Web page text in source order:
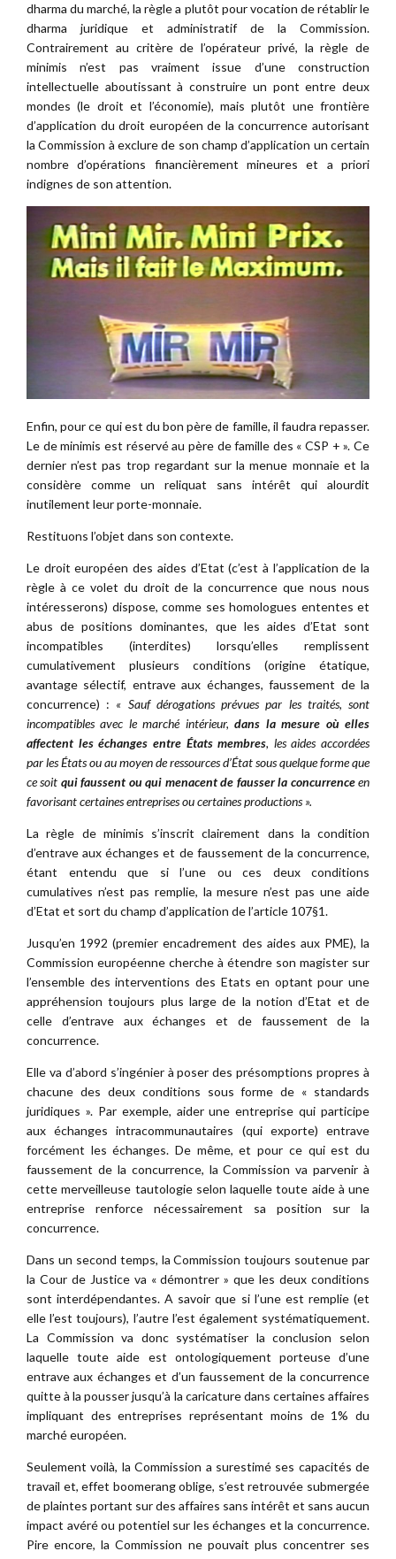
dharma du marché, la règle a plutôt pour vocation de rétablir le
dharma juridique et administratif de la Commission.
Contrairement au critère de l’opérateur privé, la règle de
minimis n’est pas vraiment issue d’une construction
intellectuelle aboutissant à construire un pont entre deux
mondes (le droit et l’économie), mais plutôt une frontière
d’application du droit européen de la concurrence autorisant
la Commission à exclure de son champ d’application un certain
nombre d’opérations financièrement mineures et a priori
indignes de son attention.
Enfin, pour ce qui est du bon père de famille, il faudra repasser.
Le de minimis est réservé au père de famille des « CSP + ». Ce
dernier n’est pas trop regardant sur la menue monnaie et la
considère comme un reliquat sans intérêt qui alourdit
inutilement leur porte-monnaie.
Restituons l’objet dans son contexte.
Le droit européen des aides d’Etat (c’est à l’application de la
règle à ce volet du droit de la concurrence que nous nous
intéresserons) dispose, comme ses homologues ententes et
abus de positions dominantes, que les aides d’Etat sont
incompatibles (interdites) lorsqu’elles remplissent
cumulativement plusieurs conditions (origine étatique,
avantage sélectif, entrave aux échanges, faussement de la
concurrence) : « Sauf dérogations prévues par les traités, sont
incompatibles avec le marché intérieur,dans la mesure où elles
affectent les échanges entre États membres, les aides accordées
par les États ou au moyen de ressources d’État sous quelque forme que
ce soit qui faussent ou qui menacent de fausser la concurrenceen
favorisant certaines entreprises ou certaines productions ».
La règle de minimis s’inscrit clairement dans la condition
d’entrave aux échanges et de faussement de la concurrence,
étant entendu que si l’une ou ces deux conditions
cumulatives n’est pas remplie, la mesure n’est pas une aide
d’Etat et sort du champ d’application de l’article 107§1.
Jusqu’en 1992 (premier encadrement des aides aux PME), la
Commission européenne cherche à étendre son magister sur
l’ensemble des interventions des Etats en optant pour une
appréhension toujours plus large de la notion d’Etat et de
celle d’entrave aux échanges et de faussement de la
concurrence.
Elle va d’abord s’ingénier à poser des présomptions propres à
chacune des deux conditions sous forme de « standards
juridiques ». Par exemple, aider une entreprise qui participe
aux échanges intracommunautaires (qui exporte) entrave
forcément les échanges. De même, et pour ce qui est du
faussement de la concurrence, la Commission va parvenir à
cette merveilleuse tautologie selon laquelle toute aide à une
entreprise renforce nécessairement sa position sur la
concurrence.
Dans un second temps, la Commission toujours soutenue par
la Cour de Justice va « démontrer » que les deux conditions
sont interdépendantes. A savoir que si l’une est remplie (et
elle l’est toujours), l’autre l’est également systématiquement.
La Commission va donc systématiser la conclusion selon
laquelle toute aide est ontologiquement porteuse d’une
entrave aux échanges et d’un faussement de la concurrence
quitte à la pousser jusqu’à la caricature dans certaines affaires
impliquant des entreprises représentant moins de 1% du
marché européen.
Seulement voilà, la Commission a surestimé ses capacités de
travail et, effet boomerang oblige, s’est retrouvée submergée
de plaintes portant sur des affaires sans intérêt et sans aucun
impact avéré ou potentiel sur les échanges et la concurrence.
Pire encore, la Commission ne pouvait plus concentrer ses